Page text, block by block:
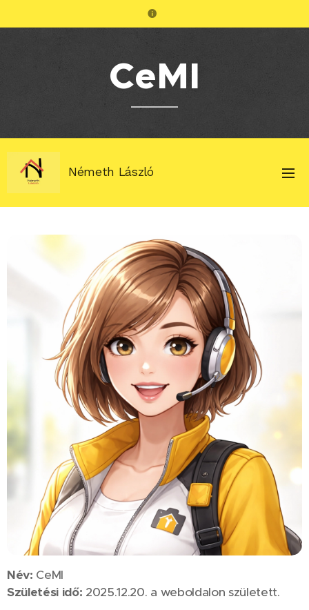
Németh László
CeMI
Név: CeMI
Születési idő: 2025.12.20. a weboldalon született.